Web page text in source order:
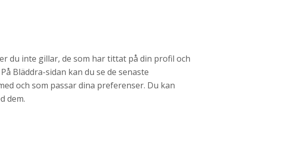
du inte gillar, de som har tittat på din profil och
Bläddra-sidan kan du se de senaste
och som passar dina preferenser. Du kan
dem.